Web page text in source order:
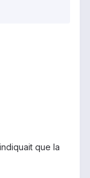
que la